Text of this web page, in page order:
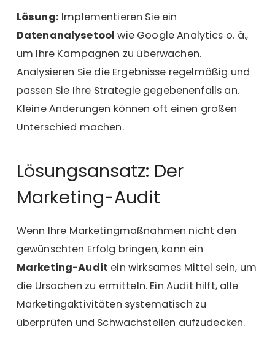
Lösung: Implementieren Sie ein
Datenanalysetool wie Google Analytics o. ä.,
um Ihre Kampagnen zu überwachen.
Analysieren Sie die Ergebnisse regelmäßig und
passen Sie Ihre Strategie gegebenenfalls an.
Kleine Änderungen können oft einen großen
Unterschied machen.
Lösungsansatz: Der
Marketing-Audit
Wenn Ihre Marketingmaßnahmen nicht den
gewünschten Erfolg bringen, kann ein
Marketing-Audit ein wirksames Mittel sein, um
die Ursachen zu ermitteln. Ein Audit hilft, alle
Marketingaktivitäten systematisch zu
überprüfen und Schwachstellen aufzudecken.